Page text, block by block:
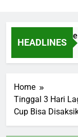
HEADLINES
Streaming
16 Hours Ago
Home
Tinggal 3 Hari
Cup Bisa